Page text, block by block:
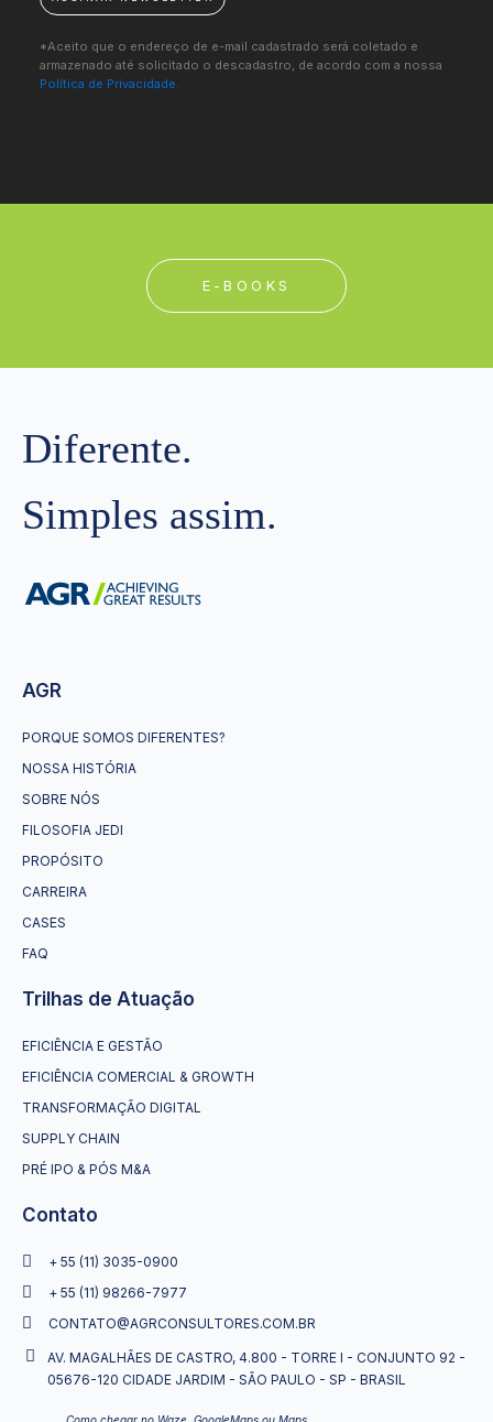
*Aceito que o endereço de e-mail cadastrado será coletado e
armazenado até solicitado o descadastro, de acordo com a nossa
Política de Privacidade.
E-BOOKS
Diferente.
Simples assim.
AGR
PORQUE SOMOS DIFERENTES?
NOSSA HISTÓRIA
SOBRE NÓS
FILOSOFIA JEDI
PROPÓSITO
CARREIRA
CASES
FAQ
Trilhas de Atuação
EFICIÊNCIA E GESTÃO
EFICIÊNCIA COMERCIAL & GROWTH
TRANSFORMAÇÃO DIGITAL
SUPPLY CHAIN
PRÉ IPO & PÓS M&A
Contato
+ 55 (11) 3035-0900
+ 55 (11) 98266-7977
CONTATO@AGRCONSULTORES.COM.BR
AV. MAGALHÃES DE CASTRO, 4.800 - TORRE I - CONJUNTO 92 -
05676-120 CIDADE JARDIM - SÃO PAULO - SP - BRASIL